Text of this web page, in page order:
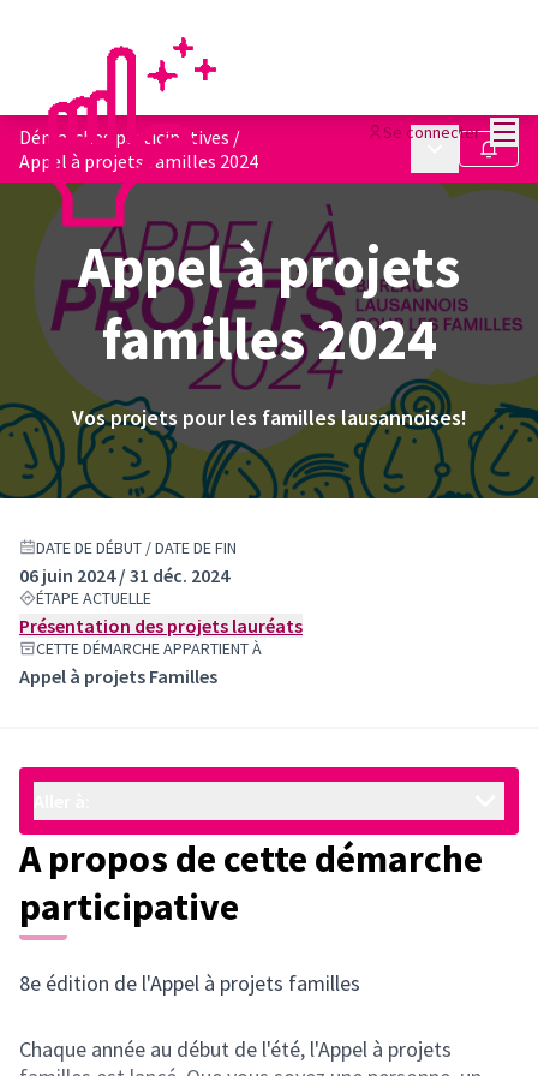
Se connecter
Démarches participatives /
Appel à projets familles 2024
Menu Suivre
Appel à projets
familles 2024
Vos projets pour les familles lausannoises!
DATE DE DÉBUT / DATE DE FIN
06 juin 2024 / 31 déc. 2024
ÉTAPE ACTUELLE
Présentation des projets lauréats
CETTE DÉMARCHE APPARTIENT À
Appel à projets Familles
A propos de cette démarche
participative
8e édition de l'Appel à projets familles
Chaque année au début de l'été, l'Appel à projets